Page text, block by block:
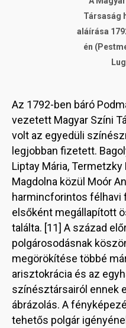
Társaság
aláírása
én
Az 1792-ben báró
vezetett Magyar Színi
volt az egyedüli
legjobban fizetett.
Liptay Mária,
Magdolna közül Moór
harmincforintos félhavi
elsőként megállapított
találta. [11] A század
polgárosodásnak
megörökítése többé
arisztokrácia és az
színésztársairól ennek
ábrázolás. A
tehetős polgár